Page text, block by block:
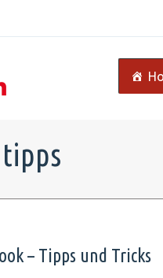
– Tipps und Tricks